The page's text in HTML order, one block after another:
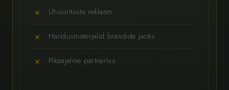
Ühisürituste reklaam
Haridusmaterjalid brändide jaoks
Pikaajaline partnerlus